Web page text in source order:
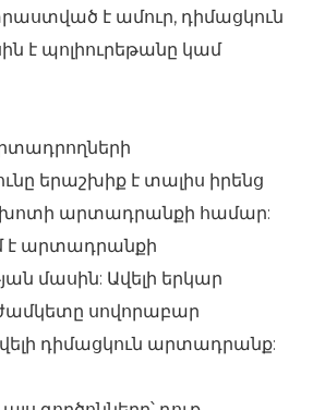
է ամուր, դիմացկուն
է պոլիուրեթանը կամ
երաշխիք է տալիս իրենց
արտադրանքի համար:
է արտադրանքի
մասին: Ավելի երկար
սովորաբար
դիմացկուն արտադրանք: